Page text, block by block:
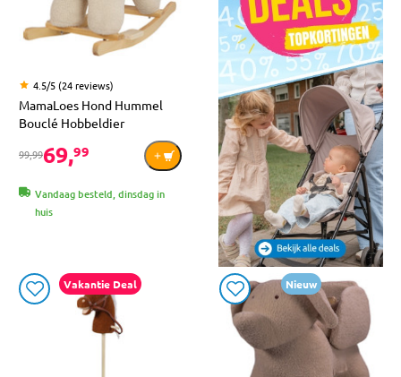
4.5/5 (24 reviews)
MamaLoes Hond Hummel
Bouclé Hobbeldier
99,9969,99
Vandaag besteld, dinsdag in
huis
Vakantie Deal Nieuw